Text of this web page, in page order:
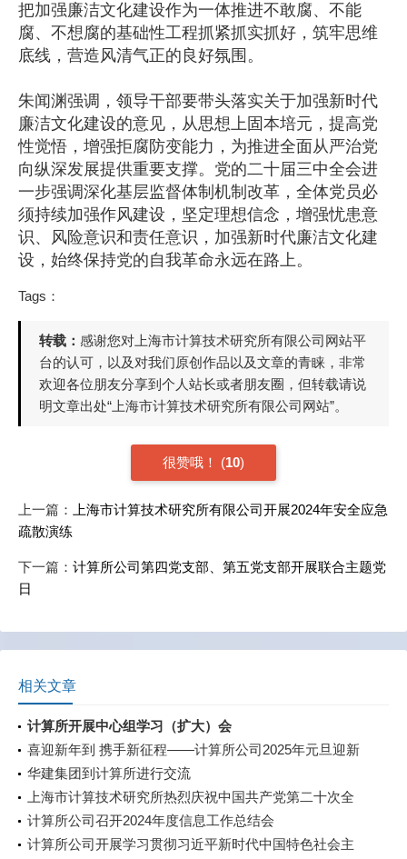
把加强廉洁文化建设作为一体推进不敢腐、不能
腐、不想腐的基础性工程抓紧抓实抓好，筑牢思维
底线，营造风清气正的良好氛围。
朱闻渊强调，领导干部要带头落实关于加强新时代
廉洁文化建设的意见，从思想上固本培元，提高党
性觉悟，增强拒腐防变能力，为推进全面从严治党
向纵深发展提供重要支撑。党的二十届三中全会进
一步强调深化基层监督体制机制改革，全体党员必
须持续加强作风建设，坚定理想信念，增强忧患意
识、风险意识和责任意识，加强新时代廉洁文化建
设，始终保持党的自我革命永远在路上。
Tags：
转载： 感谢您对上海市计算技术研究所有限公司网站平
台的认可，以及对我们原创作品以及文章的青睐，非常
欢迎各位朋友分享到个人站长或者朋友圈，但转载请说
明文章出处“上海市计算技术研究所有限公司网站”。
很赞哦！ (10)
上一篇：
上海市计算技术研究所有限公司开展2024年安全应急
疏散演练
下一篇： 计算所公司第四党支部、第五党支部开展联合主题党
日
相关文章
计算所开展中心组学习（扩大）会
喜迎新年到 携手新征程——计算所公司2025年元旦迎新
活动
华建集团到计算所进行交流
上海市计算技术研究所热烈庆祝中国共产党第二十次全
国代表大会胜利召开！
计算所公司召开2024年度信息工作总结会
计算所公司开展学习贯彻习近平新时代中国特色社会主